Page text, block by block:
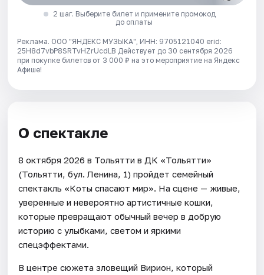
2 шаг. Выберите билет и примените промокод
до оплаты
Реклама. ООО "ЯНДЕКС МУЗЫКА", ИНН: 9705121040 erid:
25H8d7vbP8SRTvHZrUcdLB Действует до 30 сентября 2026
при покупке билетов от 3 000 ₽ на это мероприятие на Яндекс
Афише!
О спектакле
8 октября 2026 в Тольятти в ДК «Тольятти»
(Тольятти, бул. Ленина, 1) пройдет семейный
спектакль «Коты спасают мир». На сцене — живые,
уверенные и невероятно артистичные кошки,
которые превращают обычный вечер в добрую
историю с улыбками, светом и яркими
спецэффектами.
В центре сюжета зловещий Вирион, который